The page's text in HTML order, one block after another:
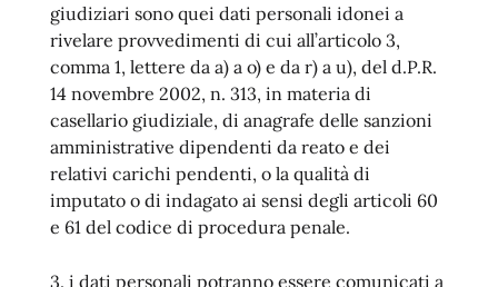
giudiziari sono quei dati personali idonei a
rivelare provvedimenti di cui all’articolo 3,
comma 1, lettere da a) a o) e da r) a u), del d.P.R.
14 novembre 2002, n. 313, in materia di
casellario giudiziale, di anagrafe delle sanzioni
amministrative dipendenti da reato e dei
relativi carichi pendenti, o la qualità di
imputato o di indagato ai sensi degli articoli 60
e 61 del codice di procedura penale.
3. i dati personali potranno essere comunicati a